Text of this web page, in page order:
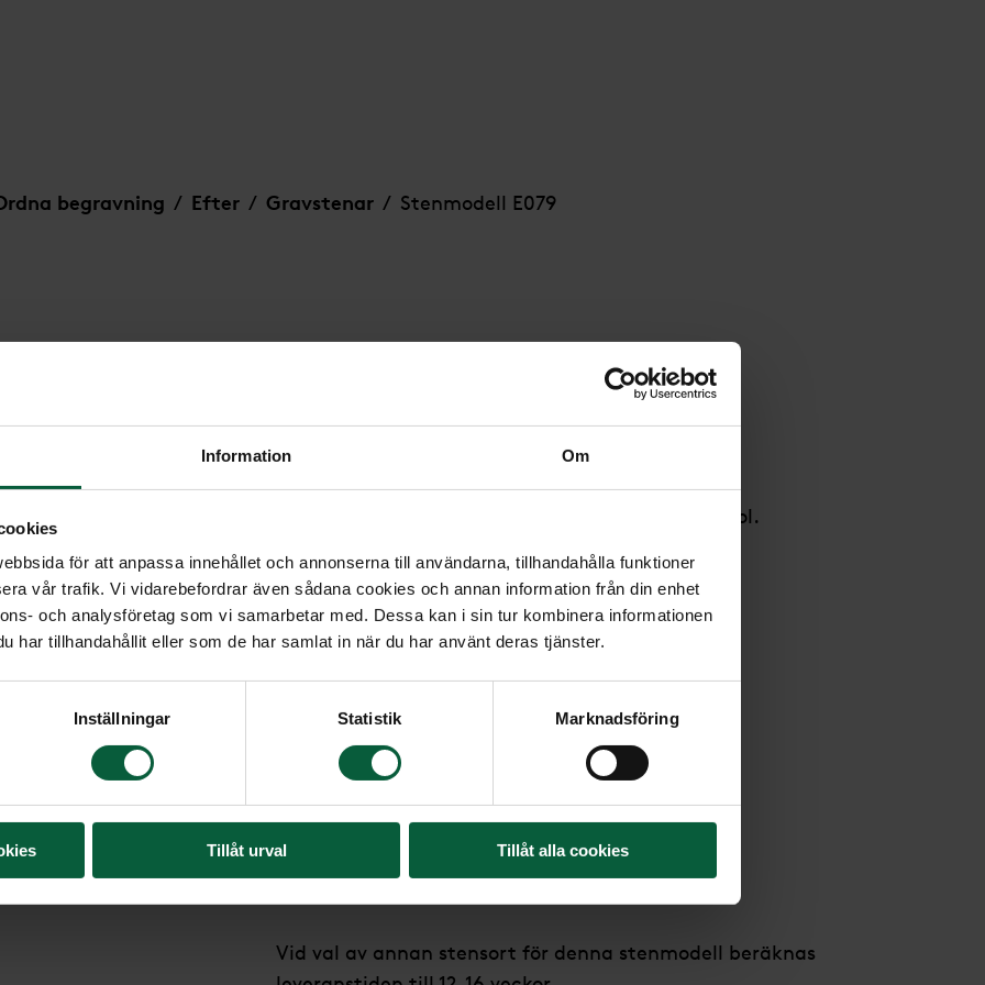
Information Om
för att anpassa innehållet och annonserna till användarna, tillhandahålla funktioner
vår trafik. Vi vidarebefordrar även sådana cookies och annan information från din enhet
och analysföretag som vi samarbetar med. Dessa kan i sin tur kombinera informationen
har tillhandahållit eller som de har samlat in när du har använt deras tjänster.
Inställningar Statistik Marknadsföring
Tillåt urval Tillåt alla cookies
begravning / Efter / Gravstenar / Stenmodell E079
Stenmodell E079
Stående sten med ovansidan formad som en kupol.
Modell: Stående hög
Mått: (H)70x(B)55x10 cm
Stenmodell utformas i: Kina
Text/dekor bearbetas i: Kina
Leverantör: Edurus
Leveranstid: 6-8 veckor *
Vid val av annan stensort för denna stenmodell beräknas